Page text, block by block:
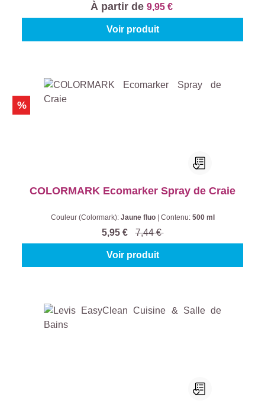
À partir de 9,95 €
Voir produit
%
COLORMARK Ecomarker Spray de Craie
Couleur (Colormark): Jaune fluo Contenu: 500 ml
5,95 € 7,44 €
Voir produit